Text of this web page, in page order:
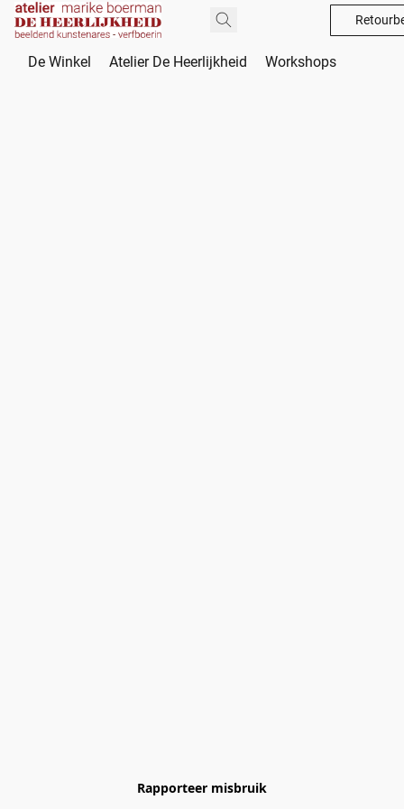
De Winkel Atelier De Heerlijkheid Workshops
Rapporteer misbruik